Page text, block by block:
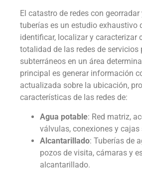
El catastro de redes con
tuberías es un estudio exhaustivo
identificar, localizar y caracterizar
totalidad de las redes de servicios
subterráneos en un área
principal es generar información
actualizada sobre la ubicación,
características de las redes de:
Agua potable: Red matriz,
válvulas, conexiones y cajas
Alcantarillado: Tuberías de
pozos de visita, cámaras y
alcantarillado.